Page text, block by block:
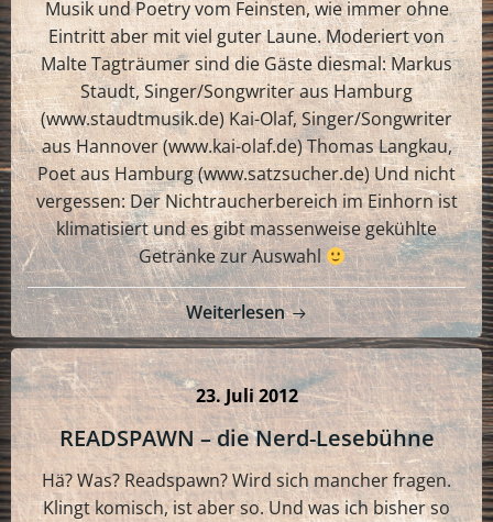
Musik und Poetry vom Feinsten, wie immer ohne
Eintritt aber mit viel guter Laune. Moderiert von
Malte Tagträumer sind die Gäste diesmal: Markus
Staudt, Singer/Songwriter aus Hamburg
(www.staudtmusik.de) Kai-Olaf, Singer/Songwriter
aus Hannover (www.kai-olaf.de) Thomas Langkau,
Poet aus Hamburg (www.satzsucher.de) Und nicht
vergessen: Der Nichtraucherbereich im Einhorn ist
klimatisiert und es gibt massenweise gekühlte
Getränke zur Auswahl
Weiterlesen
23. Juli 2012
READSPAWN – die Nerd-Lesebühne
Hä? Was? Readspawn? Wird sich mancher fragen.
Klingt komisch, ist aber so. Und was ich bisher so